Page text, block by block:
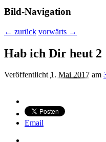
Bild-Navigation
← zurück vorwärts →
Hab ich Dir heut 2
Veröffentlicht 1. Mai 2017 am
Email